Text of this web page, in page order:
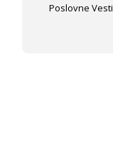
Poslovne Vesti